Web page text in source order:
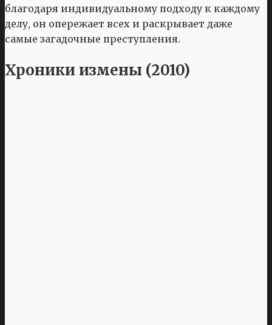
благодаря индивидуальному подходу к каждому
делу, он опережает всех и раскрывает даже
самые загадочные преступления.
Хроники измены (2010)